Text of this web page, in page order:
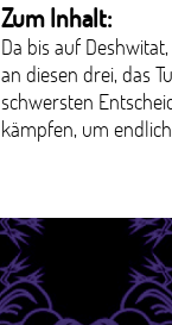
Zum Inhalt:
Da bis auf
an diesen drei, das
schwersten
kämpfen, um